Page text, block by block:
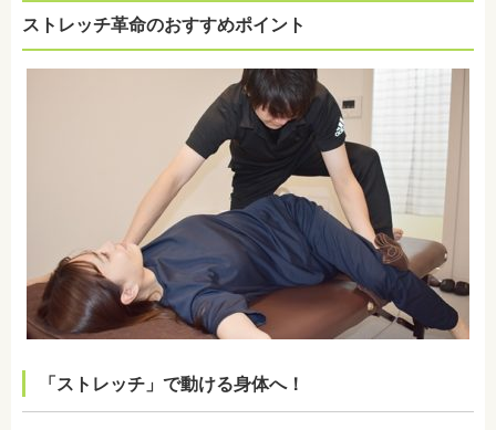
ストレッチ革命のおすすめポイント
「ストレッチ」で動ける身体へ！